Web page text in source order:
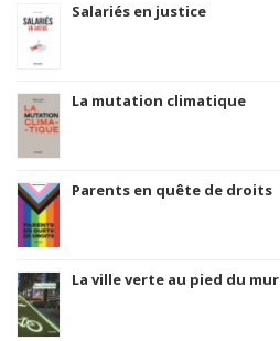
Salariés en justice
La mutation climatique
Parents en quête de droits
La ville verte au pied du mur